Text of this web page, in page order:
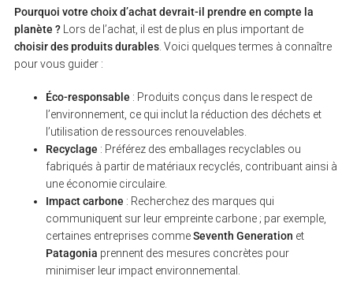
Pourquoi votre choix d’achat devrait-il prendre en compte la
planète ?Lors de l’achat, il est de plus en plus important de
choisir des produits durables. Voici quelques termes à connaître
pour vous guider :
Éco-responsable : Produits conçus dans le respect de
l’environnement, ce qui inclut la réduction des déchets et
l’utilisation de ressources renouvelables.
Recyclage : Préférez des emballages recyclables ou
fabriqués à partir de matériaux recyclés, contribuant ainsi à
une économie circulaire.
Impact carbone : Recherchez des marques qui
communiquent sur leur empreinte carbone ; par exemple,
certaines entreprises commeSeventh Generation et
Patagonia prennent des mesures concrètes pour
minimiser leur impact environnemental.
S
a
c
h
f
r
: